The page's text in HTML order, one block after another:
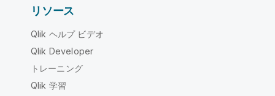
リソース
Qlik ヘルプ ビデオ
Qlik Developer
トレーニング
Qlik 学習